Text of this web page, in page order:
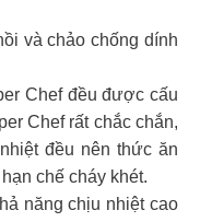
và chảo chống dính
Chef đều được cấu
Chef rất chắc chắn,
đều nên thức ăn
chế cháy khét.
năng chịu nhiệt cao